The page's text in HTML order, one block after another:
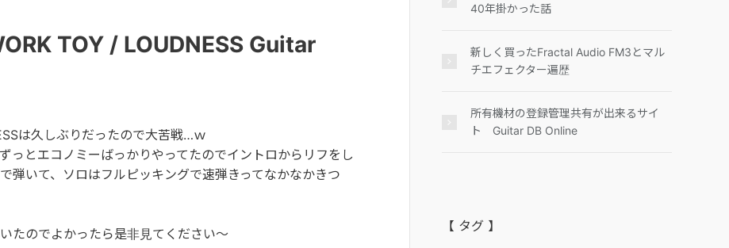
TOY / LOUDNESS Guitar
は久しぶりだったので大苦戦…ｗ
っとエコノミーばっかりやってたのでイントロからリフをし
弾いて、ソロはフルピッキングで速弾きってなかなかきつ
たのでよかったら是非見てください～
40年掛かった話
新しく買ったFractal Audio FM3とマル
チエフェクター遍歴
所有機材の登録管理共有が出来るサイ
ト Guitar DB Online
【 タグ 】